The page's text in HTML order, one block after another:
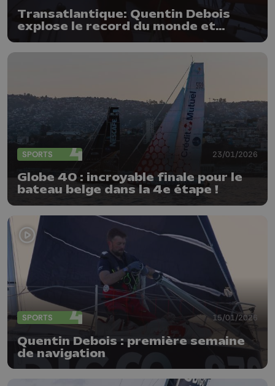
Transatlantique: Quentin Debois
explose le record du monde et
SPORTS 23/01/2026
Globe 40 : incroyable finale pour le
bateau belge dans la 4e étape !
SPORTS 15/01/2026
Quentin Debois : première semaine
de navigation